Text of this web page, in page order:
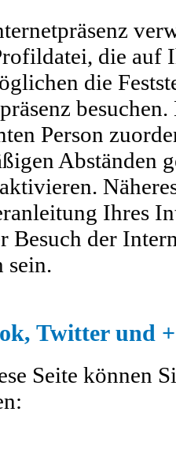
die auf
die
Person
Abständen
Ihres
Besuch der
sein.
Twitter und
Seite können